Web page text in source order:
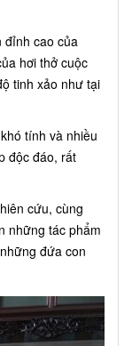
đỉnh cao của
hơi thở cuộc
tinh xảo như tại
tính và nhiều
độc đáo, rất
cứu, cùng
những tác phẩm
đứa con